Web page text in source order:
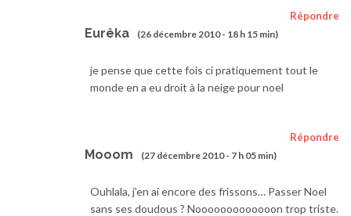
Eurêka (26 décembre 2010 - 18 h 15 min)
Répondre
je pense que cette fois ci pratiquement tout le
monde en a eu droit à la neige pour noel
Mooom (27 décembre 2010 - 7 h 05 min)
Répondre
Ouhlala, j’en ai encore des frissons… Passer Noel
sans ses doudous ? Nooooooooooooon trop triste.